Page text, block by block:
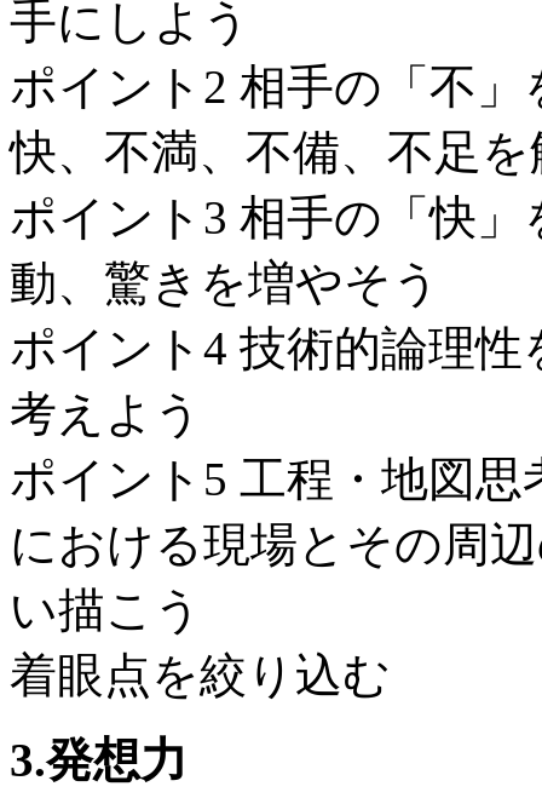
手にしよう
ポイント2 相手の「不
快、不満、不備、不足
ポイント3 相手の「快
動、驚きを増やそう
ポイント4 技術的論理
考えよう
ポイント5 工程・地図
における現場とその周
い描こう
着眼点を絞り込む
3.発想力